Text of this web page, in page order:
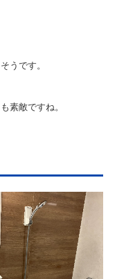
うです。
素敵ですね。